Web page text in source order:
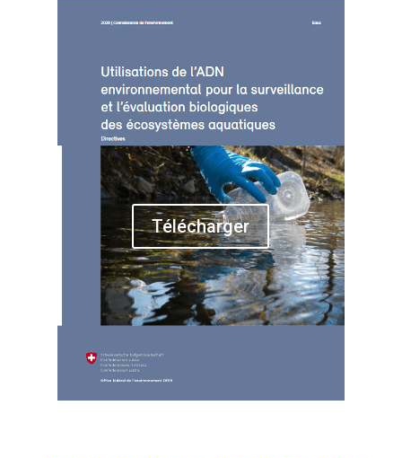
Télécharger